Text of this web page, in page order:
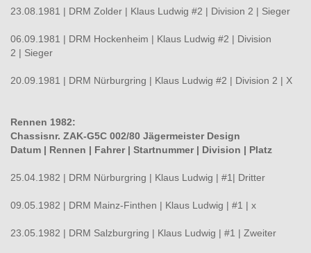
23.08.1981 | DRM Zolder | Klaus Ludwig #2 | Division 2 | Sieger
06.09.1981 | DRM Hockenheim | Klaus Ludwig #2 | Division
2 | Sieger
20.09.1981 | DRM Nürburgring | Klaus Ludwig #2 | Division 2 | X
Rennen 1982:
Chassisnr. ZAK-G5C 002/80 Jägermeister Design
Datum | Rennen | Fahrer | Startnummer| Division | Platz
25.04.1982 | DRM Nürburgring | Klaus Ludwig | #1| Dritter
09.05.1982 | DRM Mainz-Finthen | Klaus Ludwig | #1 | x
23.05.1982 | DRM Salzburgring | Klaus Ludwig | #1 | Zweiter